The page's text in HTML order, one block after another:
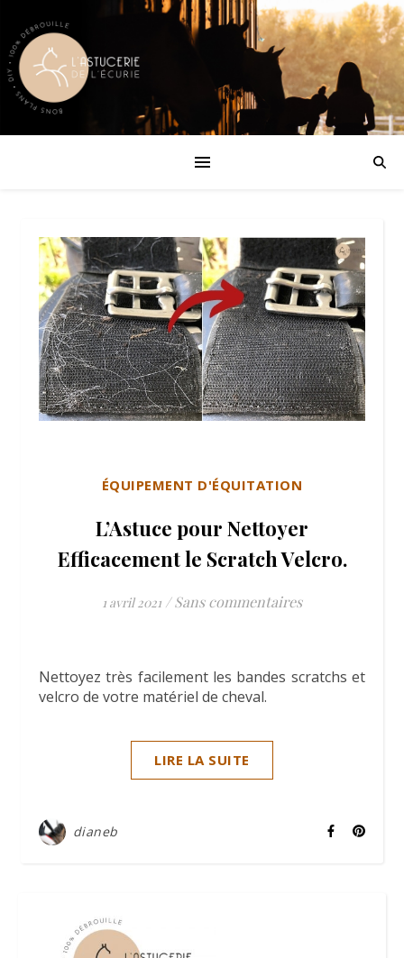
ÉQUIPEMENT D'ÉQUITATION
L’Astuce pour Nettoyer
Efficacement le Scratch Velcro.
1 avril 2021 / Sans commentaires
Nettoyez très facilement les bandes scratchs et
velcro de votre matériel de cheval.
LIRE LA SUITE
dianeb